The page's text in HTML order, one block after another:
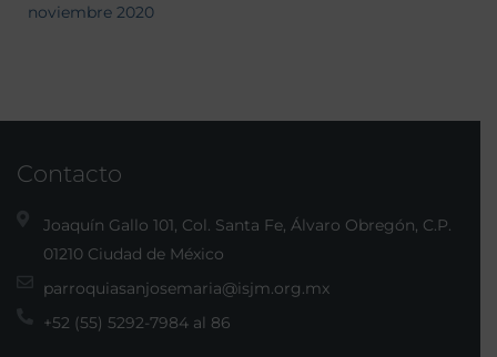
noviembre 2020
Contacto
Joaquín Gallo 101, Col. Santa Fe, Álvaro Obregón, C.P.
01210 Ciudad de México
parroquiasanjosemaria@isjm.org.mx
+52 (55) 5292-7984 al 86